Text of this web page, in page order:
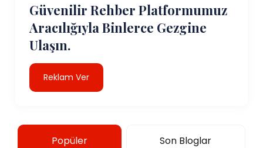
Güvenilir Rehber Platformumuz
Aracılığıyla Binlerce Gezgine
Ulaşın.
Reklam Ver
Popüler Son Bloglar